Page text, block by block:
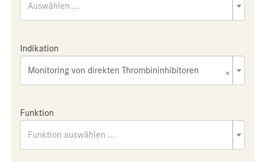
Auswählen ...
Indikation
×
Monitoring von direkten Thrombininhibitoren
Funktion
Funktion auswählen ...